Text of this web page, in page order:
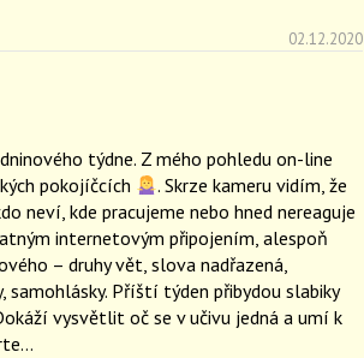
02.12.2020
týdne. Z mého pohledu on-line
pokojíčcích
. Skrze kameru vidím, že
neví, kde pracujeme nebo hned nereaguje
internetovým připojením, alespoň
– druhy vět, slova nadřazená,
Příští týden přibydou slabiky
vysvětlit oč se v učivu jedná a umí k